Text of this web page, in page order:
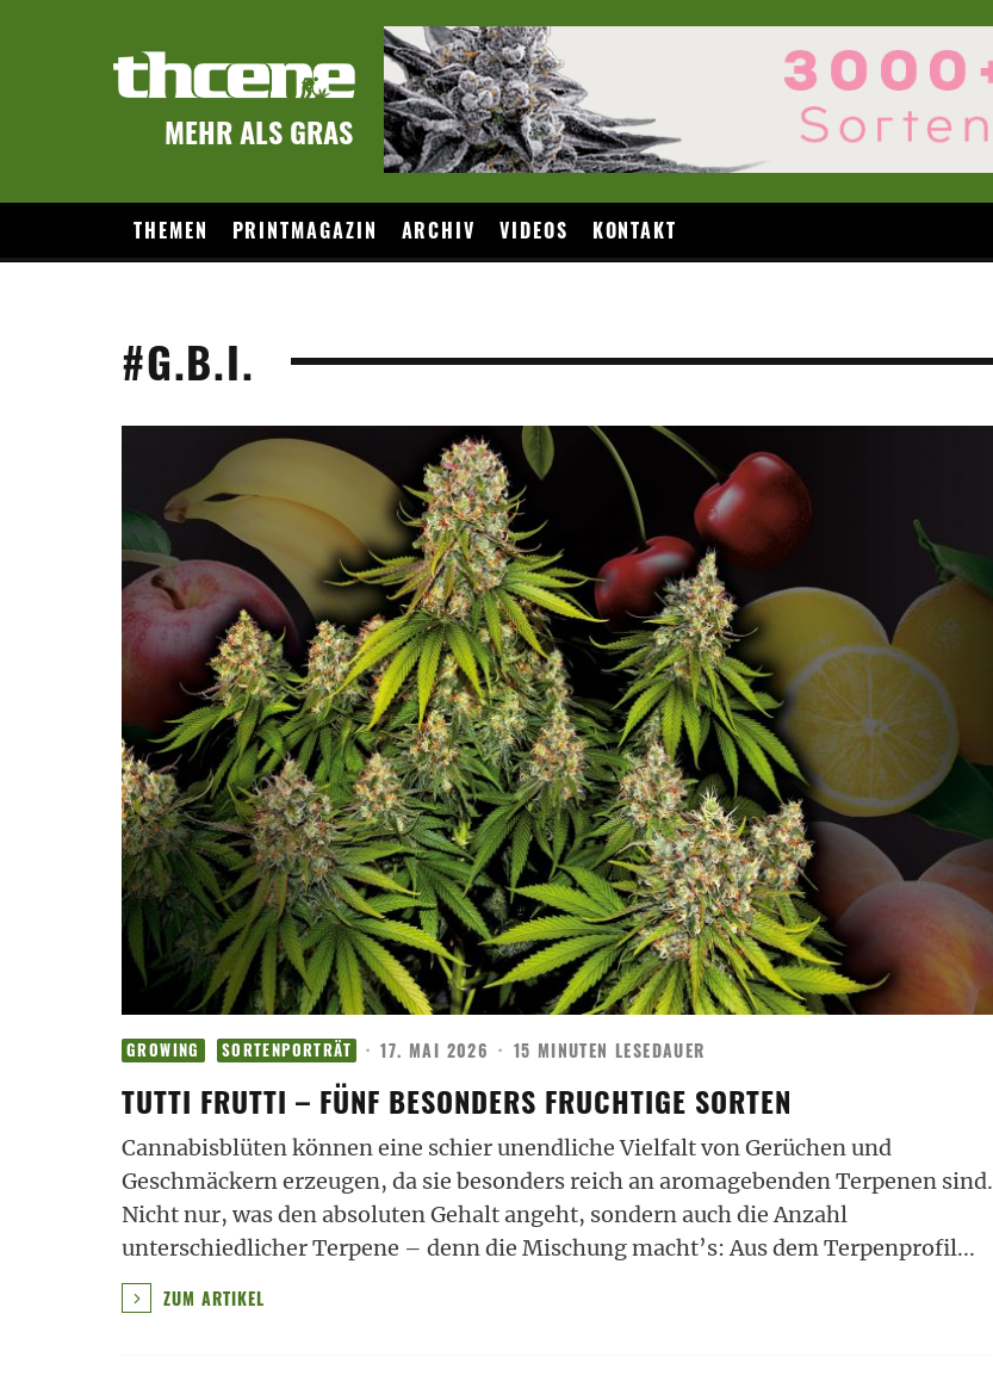
MEHR ALS GRAS
THEMEN PRINTMAGAZIN ARCHIV VIDEOS KONTAKT
#G.B.I.
GROWING SORTENPORTRÄT · 17. MAI 2026 · 15 MINUTEN LESEDAUER
TUTTI FRUTTI – FÜNF BESONDERS FRUCHTIGE SORTEN
Cannabisblüten können eine schier unendliche Vielfalt von Gerüchen und
Geschmäckern erzeugen, da sie besonders reich an aromagebenden Terpenen sind.
Nicht nur, was den absoluten Gehalt angeht, sondern auch die Anzahl
unterschiedlicher Terpene – denn die Mischung macht’s: Aus dem Terpenprofil...
ZUM ARTIKEL